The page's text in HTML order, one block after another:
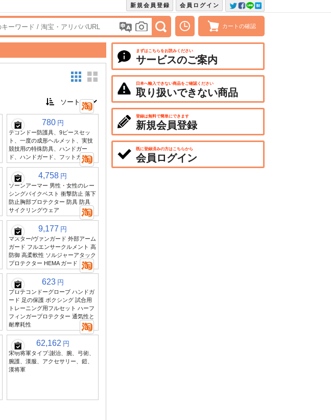
会員ログイン
新規会員登録
カートの確認
780 円
テコンドー防護具、9ピースセッ
ト、一度の成形ヘルメット、実技
競技用の特殊防具、ハンドガー
ド、ハンドガード、フットガード
4,758 円
ソーンアーマー 男性・女性のレー
シングバイクベスト 衝撃防止 落下
防止胸部プロテクター 防具 防具
サイクリングウェア
9,177 円
マスター/ヴァンガード 外部アーム
ガード フルエンサークルメント 高
防御 高柔軟性 ソルジャーアタック
プロテクター HEMA ガード
623 円
プロテコンドーグローブ ハンドガ
ード 足の保護 ボクシング 試合用
トレーニング用フルセット ハーフ
フィンガープロテクター 通気性と
耐摩耗性
62,162 円
宋明将軍タイプ:謝治、腕、弓術、
腕護、漢服、アクセサリー、鎧、
漢将軍
まずはこちらをお読みください
サービスのご案内
日本へ輸入できない商品をご確認ください
取り扱いできない商品
登録は無料で簡単にできます
新規会員登録
既に登録済みの方はこちらから
会員ログイン